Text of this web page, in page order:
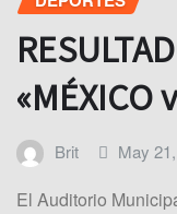
«MÉXICO
Brit May
El Auditorio